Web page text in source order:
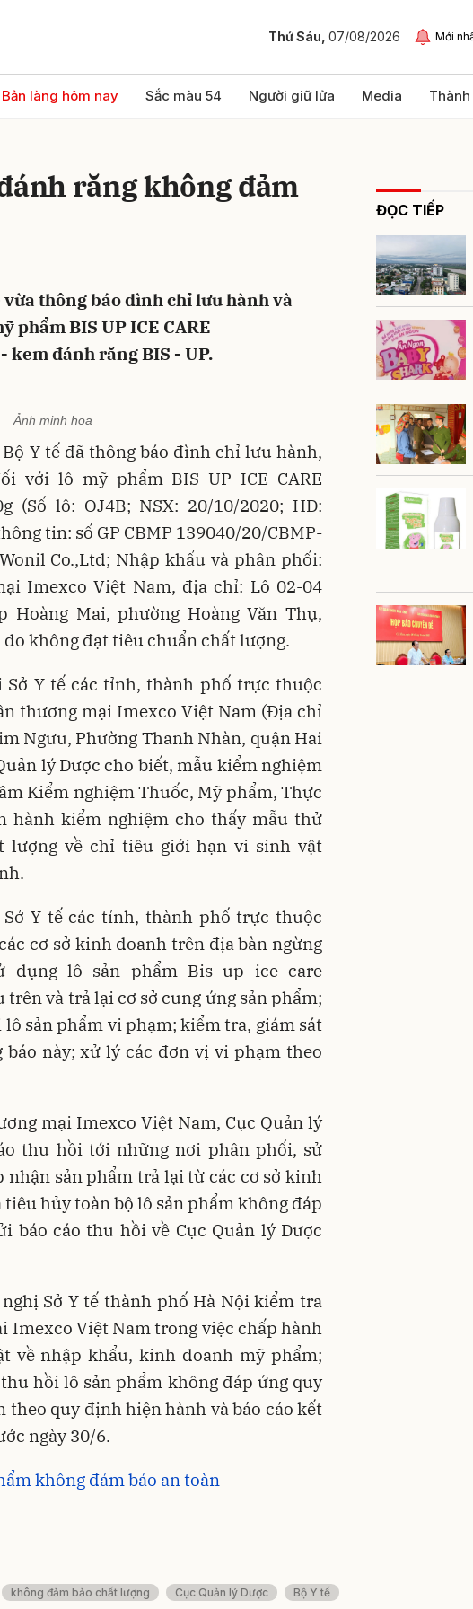
Thứ Sáu, 07/08/2026 Mới
Bản làng hôm nay Sắc màu 54 Người giữ lửa Media
răng không đảm
vừa thông báo đình chỉ lưu hành và
phẩm BIS UP ICE CARE
kem đánh răng BIS - UP.
Ảnh minh họa
Y tế đã thông báo đình chỉ lưu hành,
với lô mỹ phẩm BIS UP ICE CARE
(Số lô: OJ4B; NSX: 20/10/2020; HD:
tin: số GP CBMP 139040/20/CBMP-
Co.,Ltd; Nhập khẩu và phân phối:
Imexco Việt Nam, địa chỉ: Lô 02-04
Hoàng Mai, phường Hoàng Văn Thụ,
do không đạt tiêu chuẩn chất lượng.
Sở Y tế các tỉnh, thành phố trực thuộc
thương mại Imexco Việt Nam (Địa chỉ
Ngưu, Phường Thanh Nhàn, quận Hai
lý Dược cho biết, mẫu kiểm nghiệm
Kiểm nghiệm Thuốc, Mỹ phẩm, Thực
hành kiểm nghiệm cho thấy mẫu thử
lượng về chỉ tiêu giới hạn vi sinh vật
Y tế các tỉnh, thành phố trực thuộc
cơ sở kinh doanh trên địa bàn ngừng
dụng lô sản phẩm Bis up ice care
và trả lại cơ sở cung ứng sản phẩm;
sản phẩm vi phạm; kiểm tra, giám sát
này; xử lý các đơn vị vi phạm theo
mại Imexco Việt Nam, Cục Quản lý
thu hồi tới những nơi phân phối, sử
sản phẩm trả lại từ các cơ sở kinh
hủy toàn bộ lô sản phẩm không đáp
báo cáo thu hồi về Cục Quản lý Dược
Sở Y tế thành phố Hà Nội kiểm tra
Imexco Việt Nam trong việc chấp hành
về nhập khẩu, kinh doanh mỹ phẩm;
hồi lô sản phẩm không đáp ứng quy
quy định hiện hành và báo cáo kết
ngày 30/6.
không đảm bảo an toàn
không đảm bảo chất lượng Cục Quản lý Dược Bộ Y tế
ĐỌC TIẾP
luận
Gửi